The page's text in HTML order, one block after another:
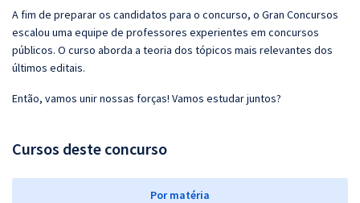
A fim de preparar os candidatos para o concurso, o Gran Concursos
escalou uma equipe de professores experientes em concursos
públicos. O curso aborda a teoria dos tópicos mais relevantes dos
últimos editais.
Então, vamos unir nossas forças! Vamos estudar juntos?
Cursos deste concurso
Por matéria